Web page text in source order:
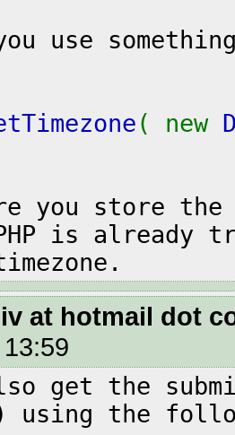
use
( new
you store the
PHP is
at hotmail dot
get the
using the